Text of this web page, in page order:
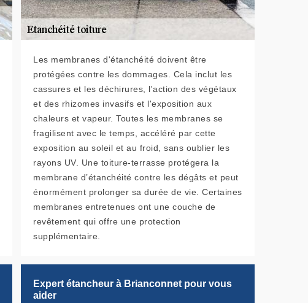
Les membranes d'étanchéité doivent être
protégées contre les dommages. Cela inclut les
cassures et les déchirures, l'action des végétaux
et des rhizomes invasifs et l'exposition aux
chaleurs et vapeur. Toutes les membranes se
fragilisent avec le temps, accéléré par cette
exposition au soleil et au froid, sans oublier les
rayons UV. Une toiture-terrasse protégera la
membrane d’étanchéité contre les dégâts et peut
énormément prolonger sa durée de vie. Certaines
membranes entretenues ont une couche de
revêtement qui offre une protection
supplémentaire.
Expert étancheur à Brianconnet pour vous
aider